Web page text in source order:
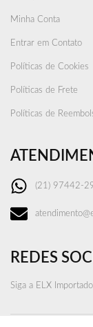
Minha Conta
Entrar em Contato
Políticas de Cookies
Políticas de Frete
Políticas de
(21) 97442-
REDES
Siga a ELX